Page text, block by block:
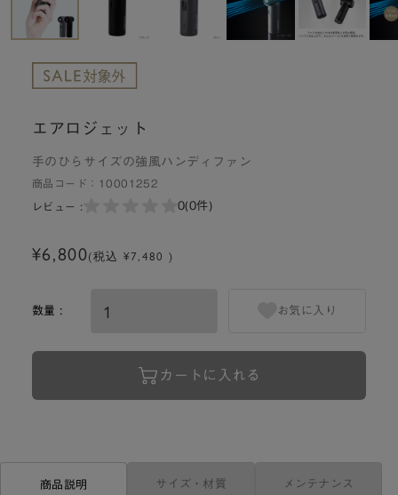
エアロジェット
手のひらサイズの強風ハンディファン
商品コード： 10001252
レビュー : 0(0件)
¥6,800(税込 ¥7,480 )
数量 :
カートに入れる
お気に入り
商品説明 サイズ・材質 メンテナンス